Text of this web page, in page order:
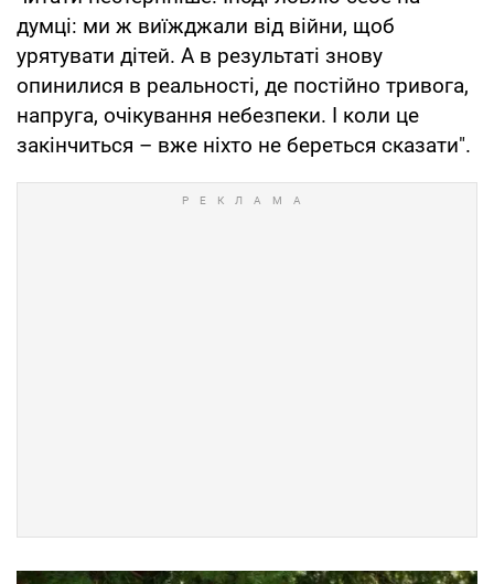
думці: ми ж виїжджали від війни, щоб
урятувати дітей. А в результаті знову
опинилися в реальності, де постійно тривога,
напруга, очікування небезпеки. І коли це
закінчиться – вже ніхто не береться сказати".